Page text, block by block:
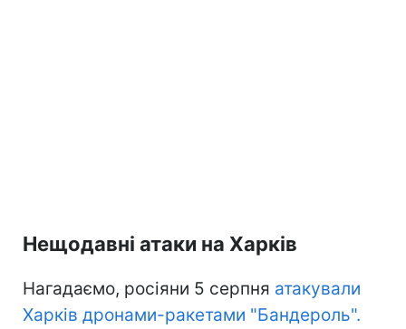
Нещодавні атаки на Харків
Нагадаємо, росіяни 5 серпня атакували
Харків дронами-ракетами "Бандероль".